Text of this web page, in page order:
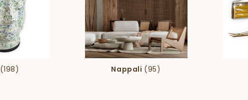
(198) Nappali (95)